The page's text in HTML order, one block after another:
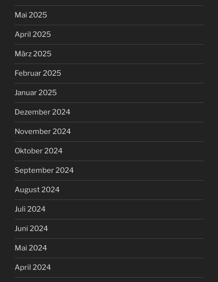
Mai 2025
April 2025
März 2025
Februar 2025
Januar 2025
Dezember 2024
November 2024
Oktober 2024
September 2024
August 2024
Juli 2024
Juni 2024
Mai 2024
April 2024